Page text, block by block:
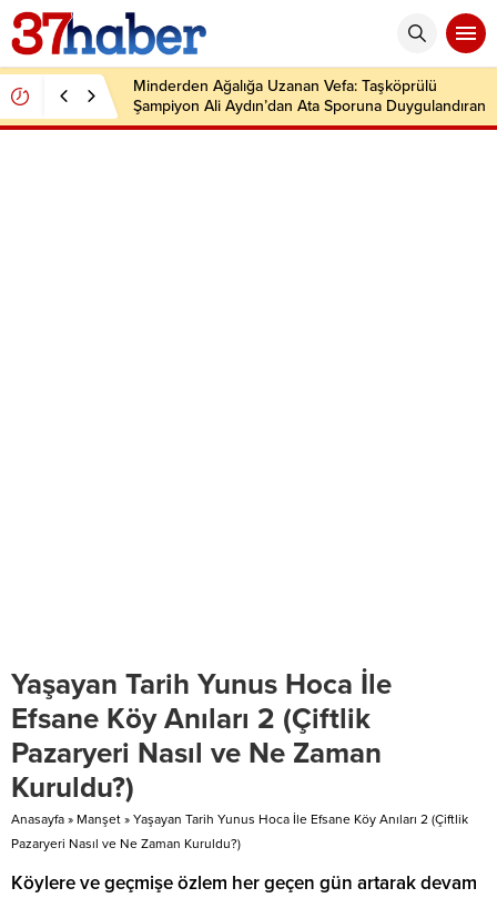
Minderden Ağalığa Uzanan Vefa: Taşköprülü
Şampiyon Ali Aydın’dan Ata Sporuna Duygulandıran
Dönüş
Yaşayan Tarih Yunus Hoca İle
Efsane Köy Anıları 2 (Çiftlik
Pazaryeri Nasıl ve Ne Zaman
Kuruldu?)
Anasayfa » Manşet » Yaşayan Tarih Yunus Hoca İle Efsane Köy Anıları 2 (Çiftlik
Pazaryeri Nasıl ve Ne Zaman Kuruldu?)
Köylere ve geçmişe özlem her geçen gün artarak devam